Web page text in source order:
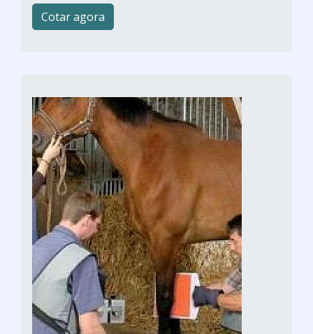
Cotar agora